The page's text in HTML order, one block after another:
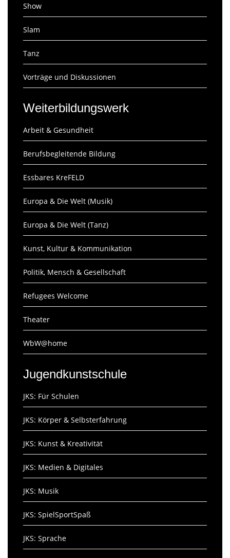
Show
Slam
Tanz
Vorträge und Diskussionen
Weiterbildungswerk
Arbeit & Gesundheit
Berufsbegleitende Bildung
Essbares KreFELD
Europa & Die Welt (Musik)
Europa & Die Welt (Tanz)
Kunst, Kultur & Kommunikation
Politik, Mensch & Gesellschaft
Refugees Welcome
Theater
WbW@home
Jugendkunstschule
JKS: Für Schulen
JKS: Körper & Selbsterfahrung
JKS: Kunst & Kreativität
JKS: Medien & Digitales
JKS: Musik
JKS: SpielSportSpaß
JKS: Sprache